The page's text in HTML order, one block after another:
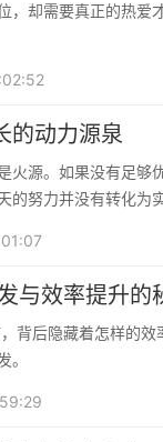
，却需要真正的热
的动力源泉
火源。如果没有足
的努力并没有转化为
与效率提升的
背后隐藏着怎样的
。